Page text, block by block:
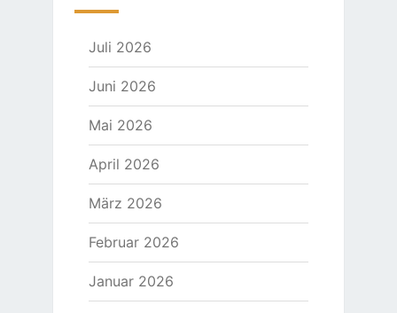
Juli 2026
Juni 2026
Mai 2026
April 2026
März 2026
Februar 2026
Januar 2026